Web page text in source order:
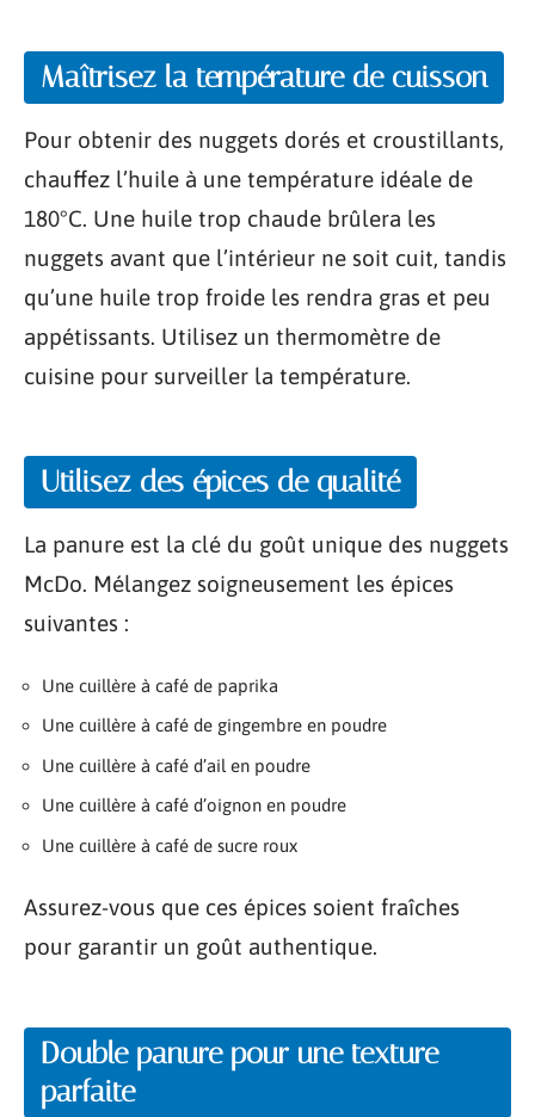
Maîtrisez la température de cuisson
Pour obtenir des nuggets dorés et croustillants,
chauffez l’huile à une température idéale de
180°C. Une huile trop chaude brûlera les
nuggets avant que l’intérieur ne soit cuit, tandis
qu’une huile trop froide les rendra gras et peu
appétissants. Utilisez un thermomètre de
cuisine pour surveiller la température.
Utilisez des épices de qualité
La panure est la clé du goût unique des nuggets
McDo. Mélangez soigneusement les épices
suivantes :
Une cuillère à café de paprika
Une cuillère à café de gingembre en poudre
Une cuillère à café d’ail en poudre
Une cuillère à café d’oignon en poudre
Une cuillère à café de sucre roux
Assurez-vous que ces épices soient fraîches
pour garantir un goût authentique.
Double panure pour une texture
parfaite